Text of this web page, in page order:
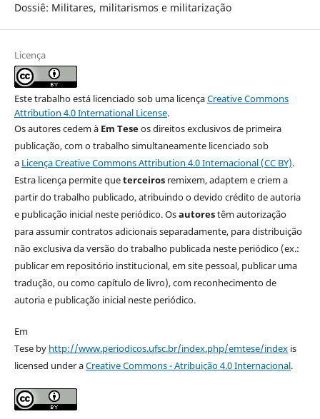
Dossiê: Militares, militarismos e militarização
Licença
Este trabalho está licenciado sob uma licençaCreative Commons
Attribution 4.0 International License.
Os autores cedem à Em Teseos direitos exclusivos de primeira
publicação, com o trabalho simultaneamente licenciado sob
a Licença Creative Commons Attribution 4.0 Internacional (CC BY).
Estra licença permite queterceirosremixem, adaptem e criem a
partir do trabalho publicado, atribuindo o devido crédito de autoria
e publicação inicial neste periódico. Osautorestêm autorização
para assumir contratos adicionais separadamente, para distribuição
não exclusiva da versão do trabalho publicada neste periódico (ex.:
publicar em repositório institucional, em site pessoal, publicar uma
tradução, ou como capítulo de livro), com reconhecimento de
autoria e publicação inicial neste periódico.
Em
Tese by http://www.periodicos.ufsc.br/index.php/emtese/indexis
licensed under aCreative Commons - Atribuição 4.0 Internacional.